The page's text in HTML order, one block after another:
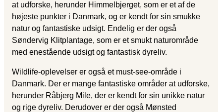
at udforske, herunder Himmelbjerget, som er et af de
højeste punkter i Danmark, og er kendt for sin smukke
natur og fantastiske udsigt. Endelig er der også
Søndervig Klitplantage, som er et smukt naturområde
med enestående udsigt og fantastisk dyreliv.
Wildlife-oplevelser er også et must-see-område i
Danmark. Der er mange fantastiske områder at udforske,
herunder Råbjerg Mile, der er kendt for sin unikke natur
og rige dyreliv. Derudover er der også Mønsted